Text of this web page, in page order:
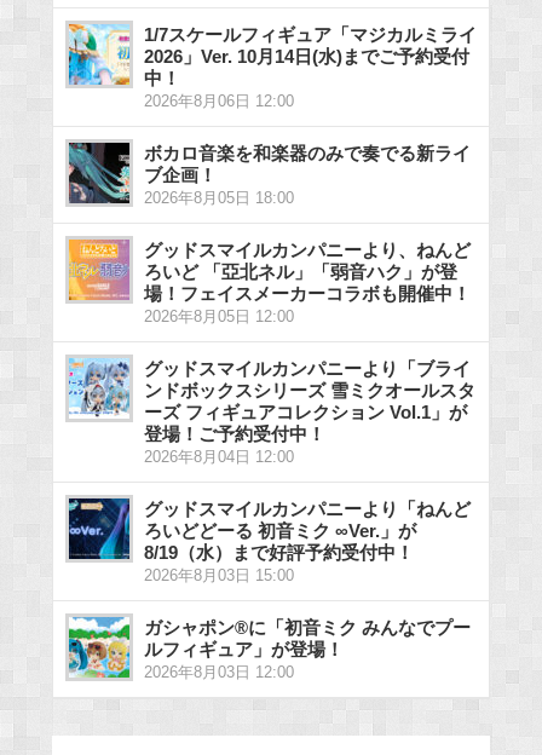
1/7スケールフィギュア「マジカルミライ
2026」Ver. 10月14日(水)までご予約受付
中！
2026年8月06日 12:00
ボカロ音楽を和楽器のみで奏でる新ライ
ブ企画！
2026年8月05日 18:00
グッドスマイルカンパニーより、ねんど
ろいど 「亞北ネル」「弱音ハク」が登
場！フェイスメーカーコラボも開催中！
2026年8月05日 12:00
グッドスマイルカンパニーより「ブライ
ンドボックスシリーズ 雪ミクオールスタ
ーズ フィギュアコレクション Vol.1」が
登場！ご予約受付中！
2026年8月04日 12:00
グッドスマイルカンパニーより「ねんど
ろいどどーる 初音ミク ∞Ver.」が
8/19（水）まで好評予約受付中！
2026年8月03日 15:00
ガシャポン®に「初音ミク みんなでプー
ルフィギュア」が登場！
2026年8月03日 12:00